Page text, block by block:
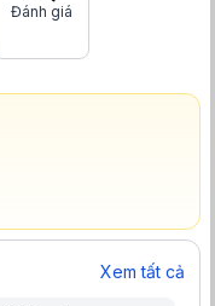
Đánh giá
Xem tất cả